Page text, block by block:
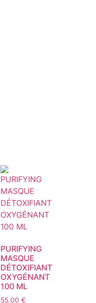
PURIFYING
MASQUE
DÉTOXIFIANT
OXYGÉNANT
100 ML
55,00 €